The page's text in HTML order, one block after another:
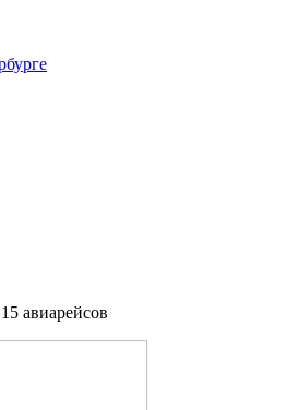
авиарейсов